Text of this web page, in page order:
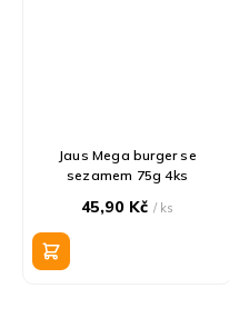
Jaus Mega burger se
sezamem 75g 4ks
45,90 Kč/ ks